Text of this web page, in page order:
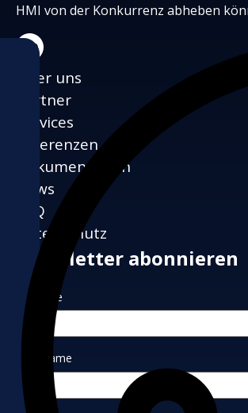
HMI von der Konkurrenz abheben
LinkedIn
Über uns
Partner
Services
Referenzen
Dokumentation
News
FAQ
Datenschutz
Newsletter abonnieren
Vorname
Nachname